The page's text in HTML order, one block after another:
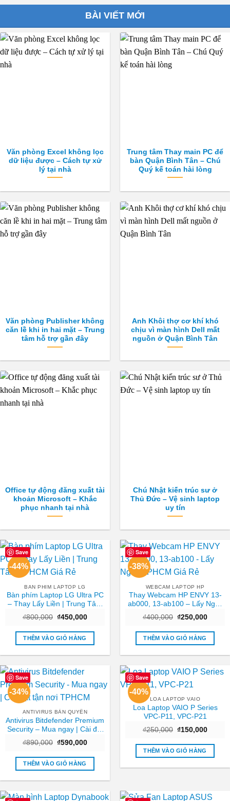
thể.
Các
sản
phẩm
thể.
Các
tùy
sản
phẩm
BÀI VIẾT MỚI
Văn phòng Excel không lọc
dữ liệu được – Cách tự xử
lý tại nhà
Trung tâm Thay main PC để
bàn Quận Bình Tân – Chú
Quý kế toán hài lòng
Văn phòng Publisher không
căn lề khi in hai mặt – Trung
tâm hỗ trợ gần đây
Anh Khôi thợ cơ khí khó
chịu vì màn hình Dell mất
nguồn ở Quận Bình Tân
Office tự động đăng xuất tài
khoản Microsoft – Khắc
phục nhanh tại nhà
Chú Nhật kiến trúc sư ở
Thủ Đức – Vệ sinh laptop
uy tín
Save
-44%
BAN PHIM LAPTOP LG
Bàn phím Laptop LG Ultra PC
– Thay Lấy Liền | Trung Tâm
₫800,000 Giá
là:
₫800,000.
₫450,000Giá
tại
₫450,000.
THÊM VÀO GIỎ HÀNG
Save
-38%
WEBCAM LAPTOP HP
Thay Webcam HP ENVY 13-
ab000, 13-ab100 – Lấy Ngay
₫400,000 Giá
là:
₫400,000.
₫250,000Giá
tại
THÊM VÀO GIỎ HÀNG
Save
-34%
ANTIVIRUS BẢN QUYỀN
Antivirus Bitdefender Premium
Security – Mua ngay | Cài đặt
₫890,000 Giá
là:
₫890,000.
₫590,000Giá
tại
₫590,000.
THÊM VÀO GIỎ HÀNG
Save
-40%
LOA LAPTOP VAIO
Loa Laptop VAIO P Series
VPC-P11, VPC-P21
₫250,000 Giá
là:
₫250,000.
₫150,000Giá
tại
THÊM VÀO GIỎ HÀNG